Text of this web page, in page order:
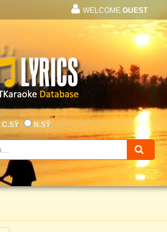
WELCOME GUEST
C.SỸ N.SỸ